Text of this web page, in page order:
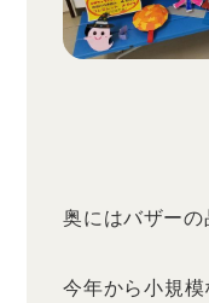
奥にはバザーの
今年から小規模